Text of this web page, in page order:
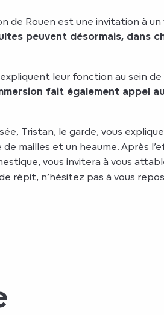
de Rouen est une invitation à un
peuvent désormais, dans
leur fonction au sein
fait également appel
Tristan, le garde, vous
mailles et un heaume. Après
vous invitera à vous
répit, n’hésitez pas à vous